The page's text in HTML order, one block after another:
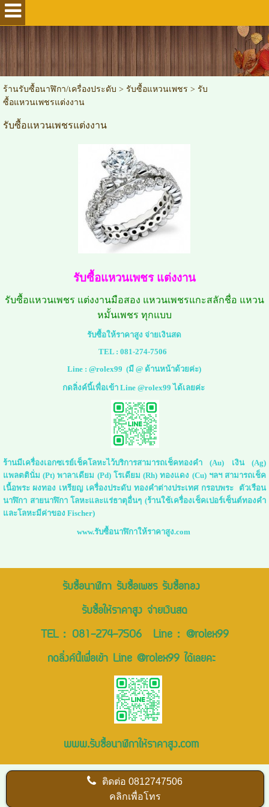
ร้านรับซื้อนาฬิกา/เครื่องประดับ > รับซื้อแหวนเพชร > รับ
ซื้อแหวนเพชรแต่งงาน
รับซื้อแหวนเพชรแต่งงาน
รับซื้อแหวนเพชร แต่งงาน
รับซื้อแหวนเพชร แต่งงานมือสอง แหวนเพชรแกะสลักชื่อ แหวน
หมั้นเพชร ทุกแบบ
รับซื้อให้ราคาสูง จ่ายเงินสด
TEL : 081-274-7506
Line :@rolex99 (มี @ ด้านหน้าด้วยค่ะ)
กดลิ่งค์นี้เพื่อเข้า Line @rolex99 ได้เลยค่ะ
ร้านมีเครื่องเอกซเรย์เช็คโลหะไว้บริการสามารถเช็คทองคำ (Au) เงิน (Ag)
แพลตตินั่ม (Pt) พาลาเดียม (Pd) โรเดียม (Rh) ทองแดง (Cu) ฯลฯ สามารถเช็ค
เนื้อพระ ผงทอง เหรียญ เครื่องประดับ ทองคำต่างประเทศ กรอบพระ ตัวเรือน
นาฬิกา สายนาฬิกา โลหะและแร่ธาตุอื่นๆ (ร้านใช้เครื่องเช็คเปอร์เซ็นต์ทองคำ
และโลหะมีค่าของ Fischer)
www.รับซื้อนาฬิกาให้ราคาสูง.com
รับซื้อนาฬิกา รับซื้อเพชร รับซื้อทอง
รับซื้อให้ราคาสูง จ่ายเงินสด
TEL : 081-274-7506Line : @rolex99
กดลิ่งค์นี้เพื่อเข้า Line @rolex99 ได้เลยคะ
www.รับซื้อนาฬิกาให้ราคาสูง.com
ติดต่อ0812747506
คลิกเพื่อโทร